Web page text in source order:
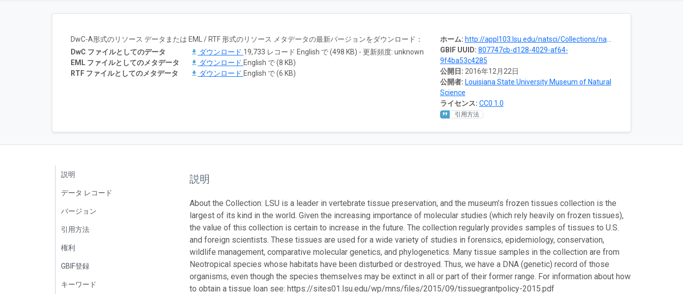
ホーム: http://appl103.lsu.edu/natsci/Collections/natscicolsearch.nsf/OpenMainPage?OpenAgent&ID=1048
GBIF UUID: 807747cb-d128-4029-af64-
9f4ba53c4285
公開日: 2016年12月22日
公開者: Louisiana State University Museum of Natural
Science
ライセンス: CC0 1.0
引用方法
DwC-A形式のリソース データまたは EML / RTF 形式のリソース メタデータの最新バージョンをダウンロード：
DwC ファイルとしてのデータ
ダウンロード 19,733 レコード English で (498 KB) - 更新頻度: unknown
EML ファイルとしてのメタデータ
ダウンロード English で (8 KB)
RTF ファイルとしてのメタデータ
ダウンロード English で (6 KB)
説明
データ レコード
バージョン
引用方法
権利
GBIF登録
キーワード
説明
About the Collection: LSU is a leader in vertebrate tissue preservation, and the museum’s frozen tissues collection is the
largest of its kind in the world. Given the increasing importance of molecular studies (which rely heavily on frozen tissues),
the value of this collection is certain to increase in the future. The collection regularly provides samples of tissues to U.S.
and foreign scientists. These tissues are used for a wide variety of studies in forensics, epidemiology, conservation,
wildlife management, comparative molecular genetics, and phylogenetics. Many tissue samples in the collection are from
Neotropical species whose habitats have been disturbed or destroyed. Thus, we have a DNA (genetic) record of those
organisms, even though the species themselves may be extinct in all or part of their former range. For information about how
to obtain a tissue loan see: https://sites01.lsu.edu/wp/mns/files/2015/09/tissuegrantpolicy-2015.pdf